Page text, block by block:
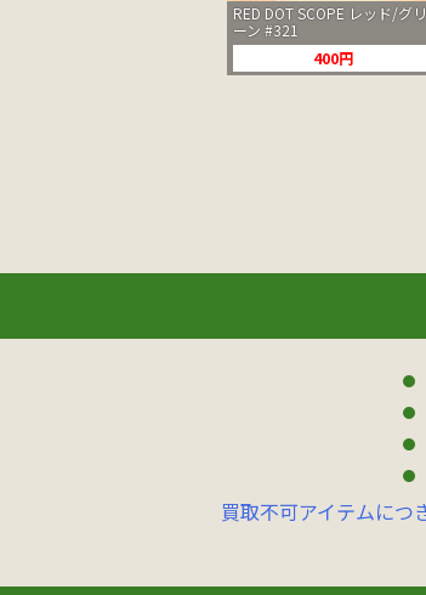
RED DOT SCOPE レッド/グリ
ーン #321
400円
買取不可アイテムにつ